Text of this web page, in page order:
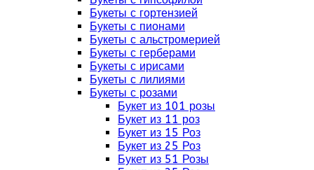
Букеты с гортензией
Букеты с пионами
Букеты с альстромерией
Букеты с герберами
Букеты с ирисами
Букеты с лилиями
Букеты с розами
Букет из 101 розы
Букет из 11 роз
Букет из 15 Роз
Букет из 25 Роз
Букет из 51 Розы